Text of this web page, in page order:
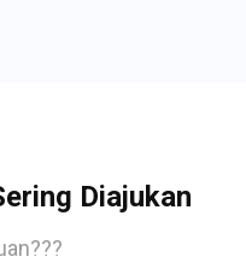
Diajukan